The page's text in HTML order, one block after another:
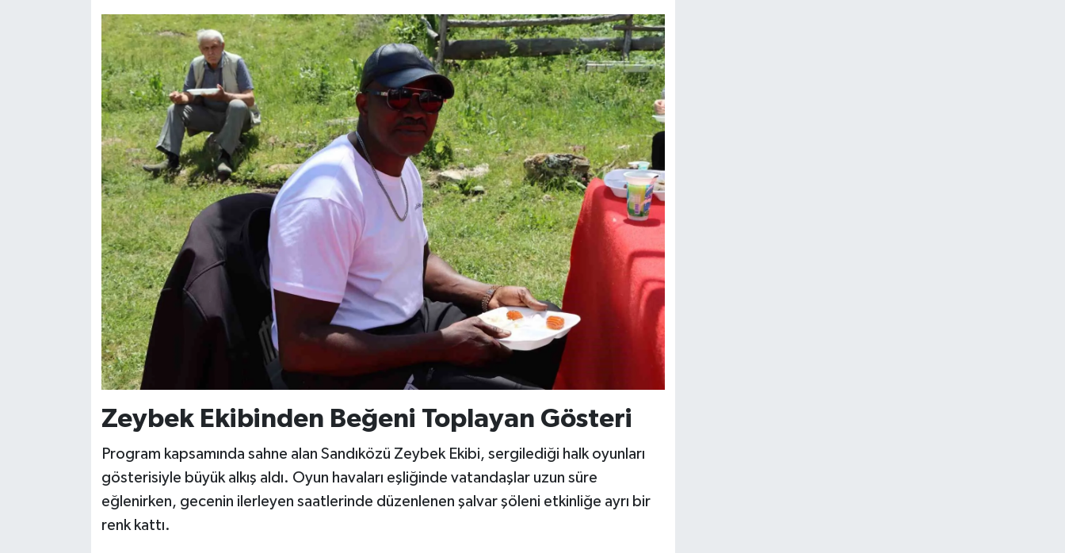
Zeybek Ekibinden Beğeni Toplayan Gösteri
Program kapsamında sahne alan Sandıközü Zeybek Ekibi, sergilediği halk oyunları
gösterisiyle büyük alkış aldı. Oyun havaları eşliğinde vatandaşlar uzun süre
eğlenirken, gecenin ilerleyen saatlerinde düzenlenen şalvar şöleni etkinliğe ayrı bir
renk kattı.